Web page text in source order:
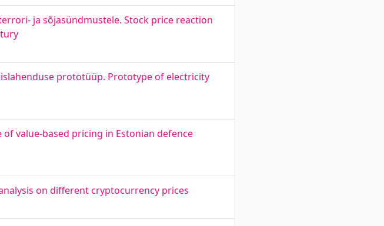
ja sõjasündmustele. Stock price reaction
prototüüp. Prototype of electricity
value-based pricing in Estonian defence
on different cryptocurrency prices